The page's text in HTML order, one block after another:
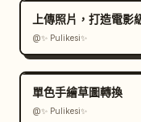
上傳照片，打造電影
@✨ Pulikesi✨
單色手繪草圖轉換
@✨ Pulikesi✨